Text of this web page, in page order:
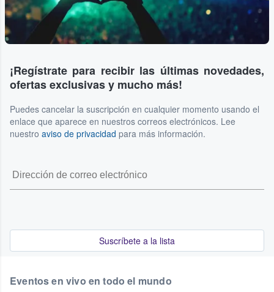
¡Regístrate para recibir las últimas novedades,
ofertas exclusivas y mucho más!
Puedes cancelar la suscripción en cualquier momento usando el
enlace que aparece en nuestros correos electrónicos. Lee
nuestro aviso de privacidad para más información.
Suscríbete a la lista
Eventos en vivo en todo el mundo